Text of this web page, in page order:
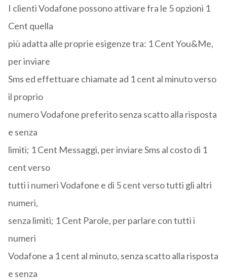
I clienti Vodafone possono attivare fra le 5 opzioni 1
Cent quella
più adatta alle proprie esigenze tra: 1 Cent You&Me,
per inviare
Sms ed effettuare chiamate ad 1 cent al minuto verso
il proprio
numero Vodafone preferito senza scatto alla risposta
e senza
limiti; 1 Cent Messaggi, per inviare Sms al costo di 1
cent verso
tutti i numeri Vodafone e di 5 cent verso tutti gli altri
numeri,
senza limiti; 1 Cent Parole, per parlare con tutti i
numeri
Vodafone a 1 cent al minuto, senza scatto alla risposta
e senza